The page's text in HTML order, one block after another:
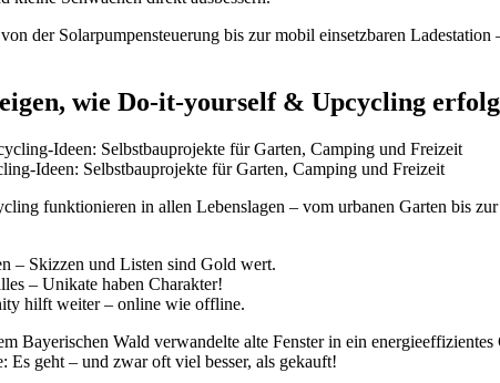
der Solarpumpensteuerung bis zur mobil einsetzbaren
wie Do-it-yourself & Upcycling
Ideen: Selbstbauprojekte für Garten, Camping und Freizeit
funktionieren in allen Lebenslagen – vom urbanen Garten bis
– Skizzen und Listen sind Gold wert.
– Unikate haben Charakter!
hilft weiter – online wie offline.
Bayerischen Wald verwandelte alte Fenster in ein
Es geht – und zwar oft viel besser, als gekauft!